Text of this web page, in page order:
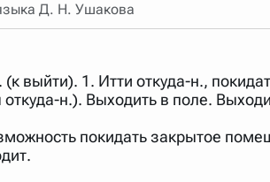
Д. Н. Ушакова
выйти). 1. Итти откуда-н.,
н.). Выходить в поле.
покидать закрытое